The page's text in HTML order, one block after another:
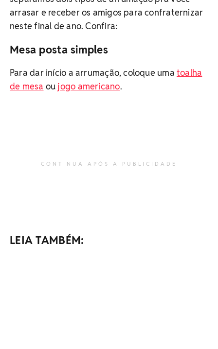
arrasar e receber os amigos para confraternizar
neste final de ano. Confira:
Mesa posta simples
Para dar início a arrumação, coloque umatoalha
de mesa ou jogo americano.
CONTINUA APÓS A PUBLICIDADE
LEIA TAMBÉM: